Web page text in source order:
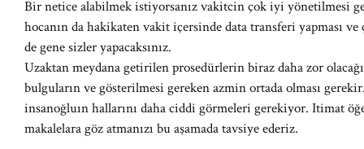
Bir netice alabilmek istiyorsanız vakitcin çok iyi yönetilmesi
hocanın da hakikaten vakit içersinde data transferi yapması
de gene sizler yapacaksınız.
Uzaktan meydana getirilen prosedürlerin biraz daha zor
bulguların ve gösterilmesi gereken azmin ortada olması
insanoğluın hallarını daha ciddi görmeleri gerekiyor. Itimat
makalelara göz atmanızı bu aşamada tavsiye ederiz.